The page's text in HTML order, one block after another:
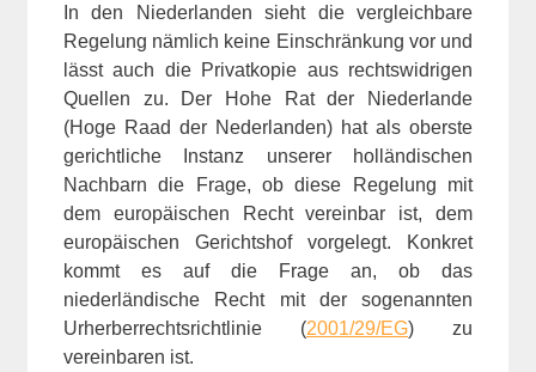
In den Niederlanden sieht die vergleichbare
Regelung nämlich keine Einschränkung vor und
lässt auch die Privatkopie aus rechtswidrigen
Quellen zu. Der Hohe Rat der Niederlande
(Hoge Raad der Nederlanden) hat als oberste
gerichtliche Instanz unserer holländischen
Nachbarn die Frage, ob diese Regelung mit
dem europäischen Recht vereinbar ist, dem
europäischen Gerichtshof vorgelegt. Konkret
kommt es auf die Frage an, ob das
niederländische Recht mit der sogenannten
Urherberrechtsrichtlinie (2001/29/EG) zu
vereinbaren ist.